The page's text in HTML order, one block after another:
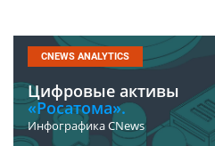
CNEWS ANALYTICS
Цифровые активы
«Росатома».
Инфографика CNews